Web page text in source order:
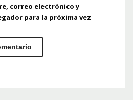
correo electrónico y
para la próxima vez